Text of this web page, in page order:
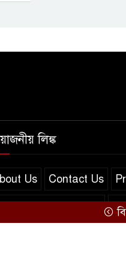
লিঙ্ক
Us Contact Us